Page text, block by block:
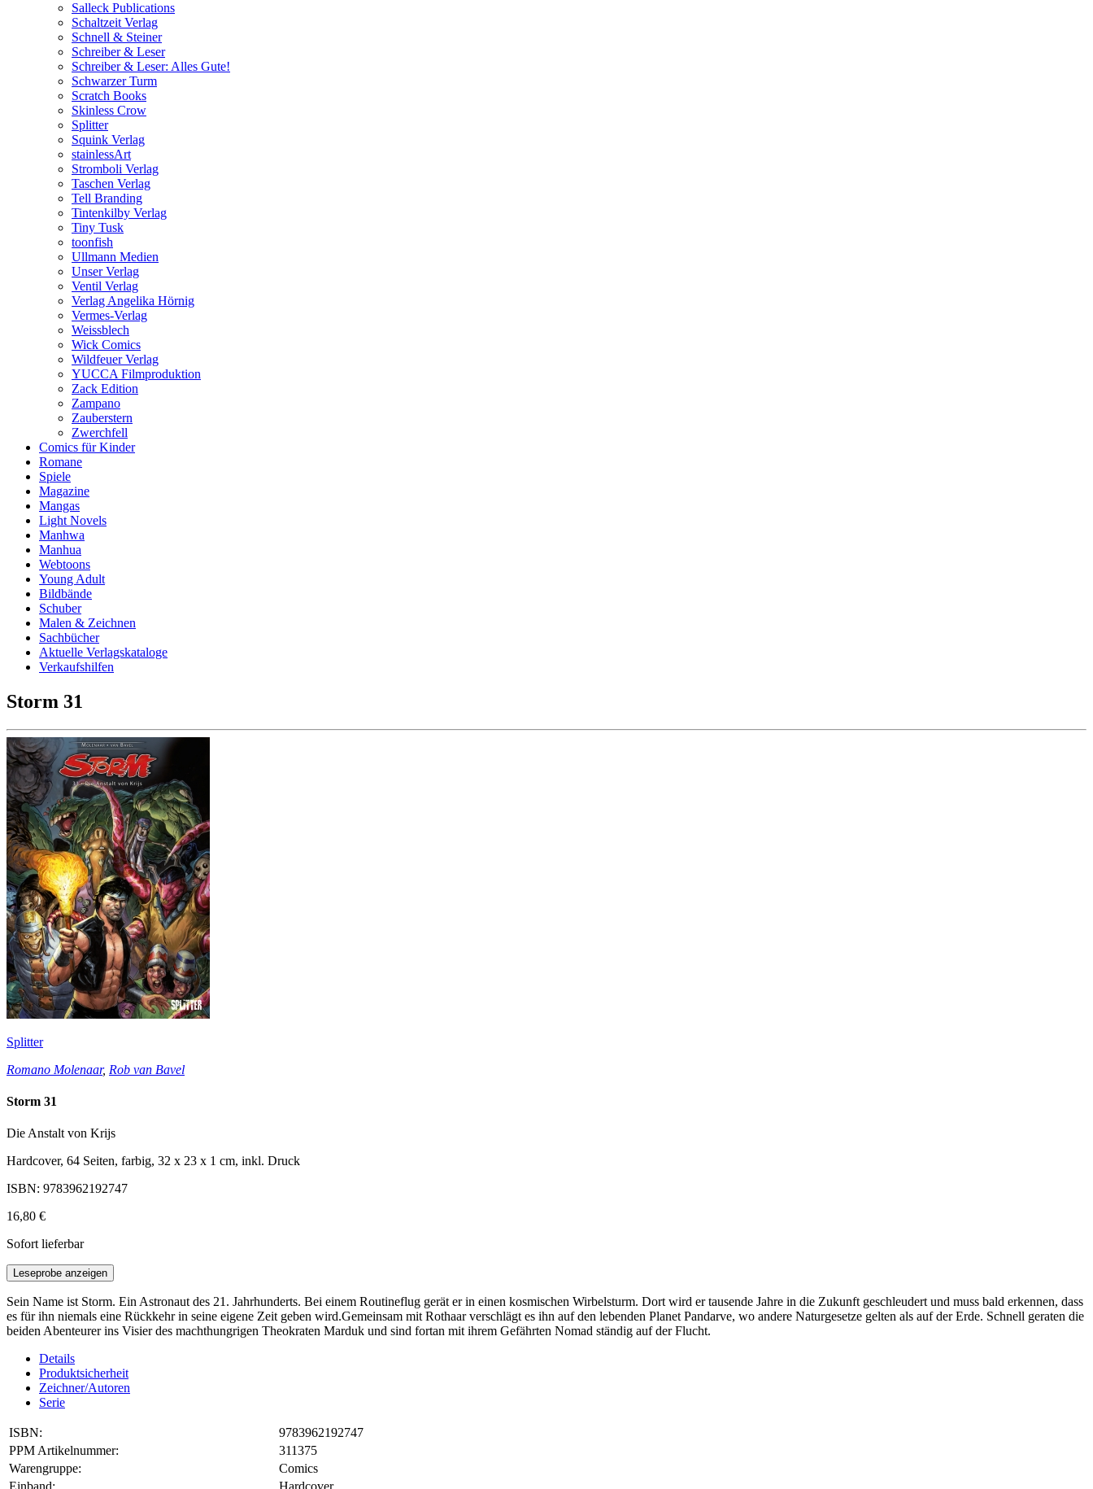
Salleck Publications
Schaltzeit Verlag
Schnell & Steiner
Schreiber & Leser
Schreiber & Leser: Alles Gute!
Schwarzer Turm
Scratch Books
Skinless Crow
Splitter
Squink Verlag
stainlessArt
Stromboli Verlag
Taschen Verlag
Tell Branding
Tintenkilby Verlag
Tiny Tusk
toonfish
Ullmann Medien
Unser Verlag
Ventil Verlag
Verlag Angelika Hörnig
Vermes-Verlag
Weissblech
Wick Comics
Wildfeuer Verlag
YUCCA Filmproduktion
Zack Edition
Zampano
Zauberstern
Zwerchfell
Comics für Kinder
Romane
Spiele
Magazine
Mangas
Light Novels
Manhwa
Manhua
Webtoons
Young Adult
Bildbände
Schuber
Malen & Zeichnen
Sachbücher
Aktuelle Verlagskataloge
Verkaufshilfen
Storm 31
Splitter
Romano Molenaar, Rob van Bavel
Storm 31
Die Anstalt von Krijs
Hardcover, 64 Seiten, farbig, 32 x 23 x 1 cm, inkl. Druck
ISBN: 9783962192747
16,80 €
Sofort lieferbar
Leseprobe anzeigen
Sein Name ist Storm. Ein Astronaut des 21. Jahrhunderts. Bei einem Routineflug gerät er in einen kosmischen Wirbelsturm. Dort wird er tausende Jahre in die Zukunft geschleudert und muss bald erkennen, dass
es für ihn niemals eine Rückkehr in seine eigene Zeit geben wird.Gemeinsam mit Rothaar verschlägt es ihn auf den lebenden Planet Pandarve, wo andere Naturgesetze gelten als auf der Erde. Schnell geraten die
beiden Abenteurer ins Visier des machthungrigen Theokraten Marduk und sind fortan mit ihrem Gefährten Nomad ständig auf der Flucht.
Details
Produktsicherheit
Zeichner/Autoren
Serie
ISBN:
9783962192747
PPM Artikelnummer:
311375
Warengruppe:
Comics